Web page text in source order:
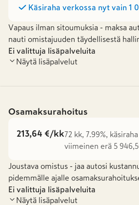
Käsiraha verkossa nyt vain 1
Vapaus ilman sitoumuksia - maksa
nauti omistajuuden täydellisestä
Ei valittuja lisäpalveluita
Näytä lisäpalvelut
Osamaksurahoitus
213,64 €/kk72 kk, 7.99%,
viimeinen erä 5
Joustava omistus - jaa autosi
pidemmälle ajalle
Ei valittuja lisäpalveluita
Näytä lisäpalvelut